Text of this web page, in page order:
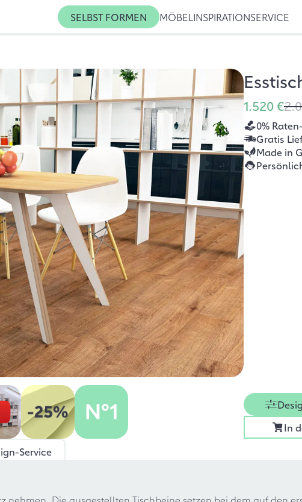
SELBST FORMEN MÖBEL INSPIRATIONSERVICE
1.520 €
0%
Gratis
Made in
In
Service